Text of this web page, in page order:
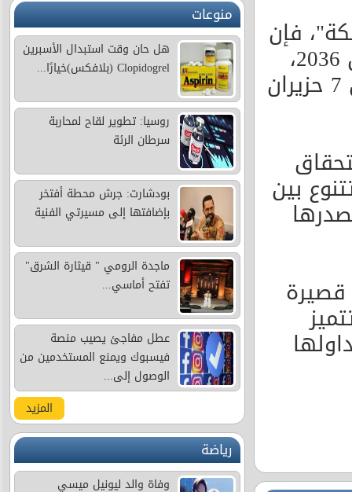
فإن
تاريخ الاستحقاق للإصدار الحالي هو 7 حزيران 2036،
فيما أشار البنك إلى أن تاريخ التسوية يوافق 7 حزيران
بين
قصيرة
وتتميز
منوعات
هل حان وقت استبدال الأسبرين
Clopidogrel (بلافكس)خيارًا...
روسيا: تطوير لقاح لمحاربة
سرطان الرئة
بودشارت: جرش محطة أفتخر
بإضافتها إلى مسيرتي الفنية
ماجدة الرومي " قيثارة الشرق"
تفتح أماسي...
عطل مفاجئ يصيب منصة
فيسبوك ويمنع المستخدمين من
الوصول إلى...
المزيد
رياضة
وفاة والد ليونيل ميسي